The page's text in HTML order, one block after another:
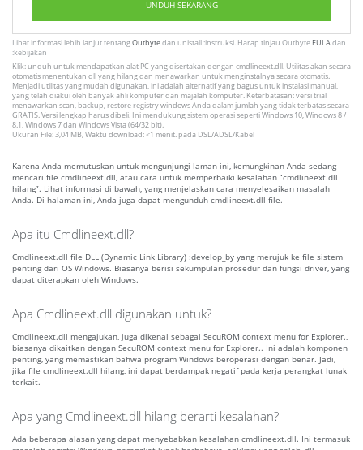
UNDUH SEKARANG
Lihat informasi lebih lanjut tentangOutbytedan unistall :instruksi. Harap tinjau Outbyte EULAdan
:kebijakan
Klik: unduh untuk mendapatkan alat PC yang disertakan dengan cmdlineext.dll. Utilitas akan secara
otomatis menentukan dll yang hilang dan menawarkan untuk menginstalnya secara otomatis.
Menjadi utilitas yang mudah digunakan, ini adalah alternatif yang bagus untuk instalasi manual,
yang telah diakui oleh banyak ahli komputer dan majalah komputer. Keterbatasan: versi trial
menawarkan scan, backup, restore registry windows Anda dalam jumlah yang tidak terbatas secara
GRATIS. Versi lengkap harus dibeli. Ini mendukung sistem operasi seperti Windows 10, Windows 8 /
8.1, Windows 7 dan Windows Vista (64/32 bit).
Ukuran File: 3,04 MB, Waktu download: <1 menit. pada DSL/ADSL/Kabel
Karena Anda memutuskan untuk mengunjungi laman ini, kemungkinan Anda sedang
mencari file cmdlineext.dll, atau cara untuk memperbaiki kesalahan “cmdlineext.dll
hilang”. Lihat informasi di bawah, yang menjelaskan cara menyelesaikan masalah
Anda. Di halaman ini, Anda juga dapat mengunduh cmdlineext.dll file.
Apa itu Cmdlineext.dll?
Cmdlineext.dll file DLL (Dynamic Link Library) :develop_by yang merujuk ke file sistem
penting dari OS Windows. Biasanya berisi sekumpulan prosedur dan fungsi driver, yang
dapat diterapkan oleh Windows.
Apa Cmdlineext.dll digunakan untuk?
Cmdlineext.dll mengajukan, juga dikenal sebagai SecuROM context menu for Explorer.,
biasanya dikaitkan dengan SecuROM context menu for Explorer.. Ini adalah komponen
penting, yang memastikan bahwa program Windows beroperasi dengan benar. Jadi,
jika file cmdlineext.dll hilang, ini dapat berdampak negatif pada kerja perangkat lunak
terkait.
Apa yang Cmdlineext.dll hilang berarti kesalahan?
Ada beberapa alasan yang dapat menyebabkan kesalahan cmdlineext.dll. Ini termasuk